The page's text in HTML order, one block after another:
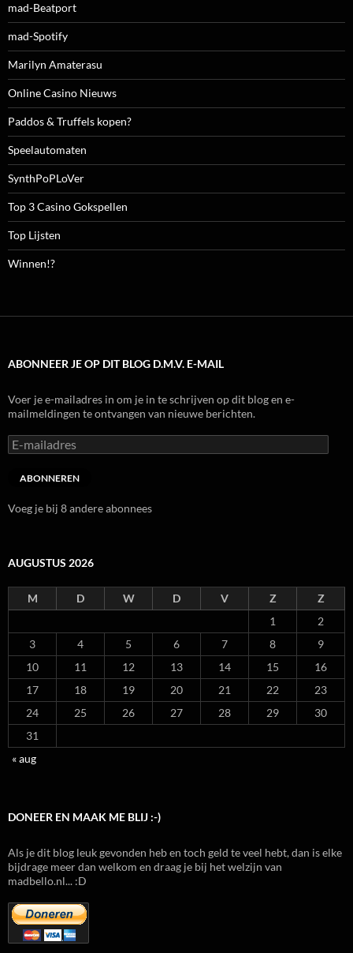
mad-Beatport
mad-Spotify
Marilyn Amaterasu
Online Casino Nieuws
Paddos & Truffels kopen?
Speelautomaten
SynthPoPLoVer
Top 3 Casino Gokspellen
Top Lijsten
Winnen!?
ABONNEER JE OP DIT BLOG D.M.V. E-MAIL
Voer je e-mailadres in om je in te schrijven op dit blog en e-
mailmeldingen te ontvangen van nieuwe berichten.
E-
mailadres
ABONNEREN
Voeg je bij 8 andere abonnees
AUGUSTUS 2026
M D W D V Z
Z
1
2
3
4 5 6 7 8
9
10
11 12 13 14 15
16
17
18 19 20 21 22
23
24
25 26 27 28 29
30
31
« aug
DONEER EN MAAK ME BLIJ :-)
Als je dit blog leuk gevonden heb en toch geld te veel hebt, dan is elke
bijdrage meer dan welkom en draag je bij het welzijn van
madbello.nl... :D